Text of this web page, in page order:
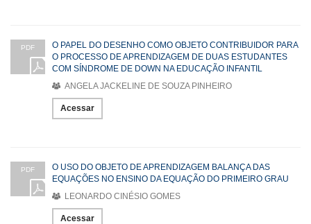
PDF
O PAPEL DO DESENHO COMO OBJETO CONTRIBUIDOR PARA
O PROCESSO DE APRENDIZAGEM DE DUAS ESTUDANTES
COM SÍNDROME DE DOWN NA EDUCAÇÃO INFANTIL
ANGELA JACKELINE DE SOUZA PINHEIRO
Acessar
PDF
O USO DO OBJETO DE APRENDIZAGEM BALANÇA DAS
EQUAÇÕES NO ENSINO DA EQUAÇÃO DO PRIMEIRO GRAU
LEONARDO CINÉSIO GOMES
Acessar